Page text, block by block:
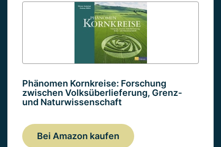
Phänomen Kornkreise: Forschung
zwischen Volksüberlieferung, Grenz-
und Naturwissenschaft
Bei Amazon kaufen